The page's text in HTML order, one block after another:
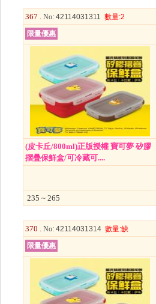
367 . No: 42114031311 數量:2
限量優惠
(皮卡丘/800ml)正版授權 寶可夢 矽膠
摺疊保鮮盒/可冷藏可....
235 ~ 265
370 . No: 42114031314 數量:缺
限量優惠